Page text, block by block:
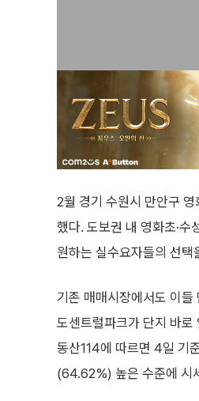
2월 경기 수원시 만안구
했다. 도보권 내 영화초·수
원하는 실수요자들의 선택
기존 매매시장에서도 이
도센트럴파크가 단지 바로
동산114에 따르면 4일 기
(64.62%) 높은 수준에 시